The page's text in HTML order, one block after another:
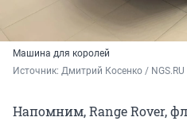
Машина для королей
Источник: Дмитрий Косенко / NGS.RU
Напомним, Range Rover,